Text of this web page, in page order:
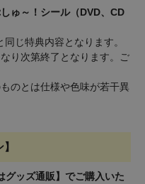
ゅ～！シール（DVD、CD
じ特典内容となります。
り次第終了となります。ご
のとは仕様や色味が若干異
グッズ通販】でご購入いた